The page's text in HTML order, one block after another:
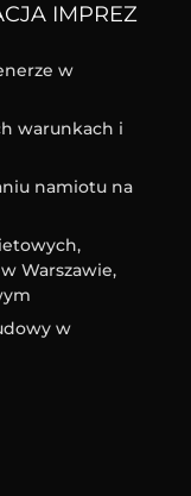
IMPREZ
w
warunkach i
namiotu na
Warszawie,
w